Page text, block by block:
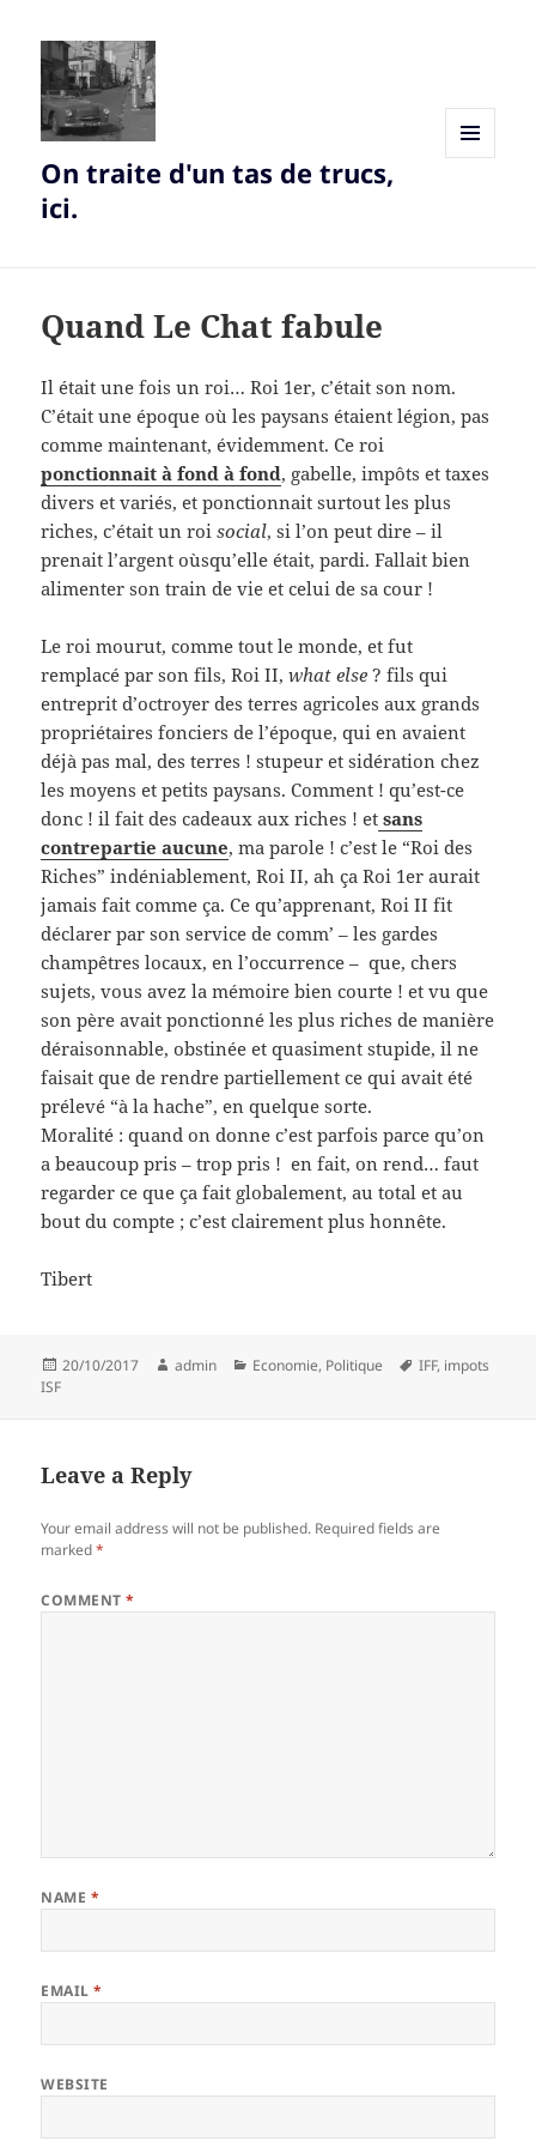
On traite d'un tas de trucs,
ici.
Quand Le Chat fabule
Il était une fois un roi… Roi 1er, c’était son nom.
C’était une époque où les paysans étaient légion, pas
comme maintenant, évidemment. Ce roi
ponctionnait à fond à fond, gabelle, impôts et taxes
divers et variés, et ponctionnait surtout les plus
riches, c’était un roisocial, si l’on peut dire – il
prenait l’argent oùsqu’elle était, pardi. Fallait bien
alimenter son train de vie et celui de sa cour !
Le roi mourut, comme tout le monde, et fut
remplacé par son fils, Roi II,what else ? fils qui
entreprit d’octroyer des terres agricoles aux grands
propriétaires fonciers de l’époque, qui en avaient
déjà pas mal, des terres ! stupeur et sidération chez
les moyens et petits paysans. Comment ! qu’est-ce
donc ! il fait des cadeaux aux riches ! et sans
contrepartie aucune, ma parole ! c’est le “Roi des
Riches” indéniablement, Roi II, ah ça Roi 1er aurait
jamais fait comme ça. Ce qu’apprenant, Roi II fit
déclarer par son service de comm’ – les gardes
champêtres locaux, en l’occurrence – que, chers
sujets, vous avez la mémoire bien courte ! et vu que
son père avait ponctionné les plus riches de manière
déraisonnable, obstinée et quasiment stupide, il ne
faisait que de rendre partiellement ce qui avait été
prélevé “à la hache”, en quelque sorte.
Moralité : quand on donne c’est parfois parce qu’on
a beaucoup pris – trop pris ! en fait, on rend… faut
regarder ce que ça fait globalement, au total et au
bout du compte ; c’est clairement plus honnête.
Tibert
Posted
20/10/2017 Author
admin Categories
Economie, Politique Tags
IFF, impots
ISF
Leave a Reply
Your email address will not be published. Required fields are
marked*
COMMENT*
NAME *
EMAIL*
WEBSITE